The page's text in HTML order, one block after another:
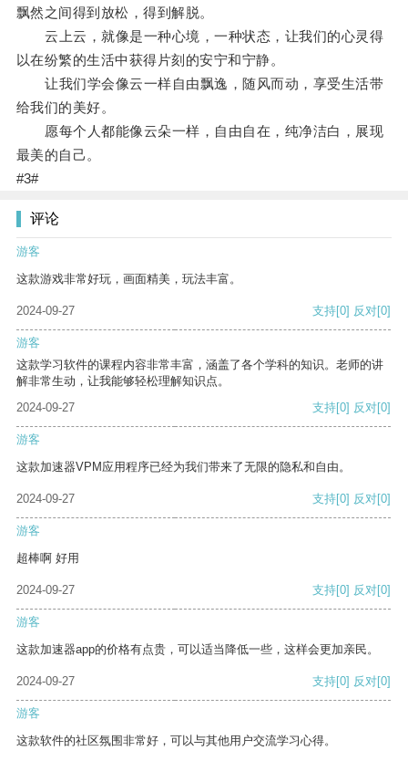
飘然之间得到放松，得到解脱。
云上云，就像是一种心境，一种状态，让我们的心灵得
以在纷繁的生活中获得片刻的安宁和宁静。
让我们学会像云一样自由飘逸，随风而动，享受生活带
给我们的美好。
愿每个人都能像云朵一样，自由自在，纯净洁白，展现
最美的自己。
#3#
评论
游客
这款游戏非常好玩，画面精美，玩法丰富。
2024-09-27 支持[0] 反对[0]
游客
这款学习软件的课程内容非常丰富，涵盖了各个学科的知识。老师的讲
解非常生动，让我能够轻松理解知识点。
2024-09-27
支持[0] 反对[0]
游客
这款加速器VPM应用程序已经为我们带来了无限的隐私和自由。
2024-09-27 支持[0] 反对[0]
游客
超棒啊 好用
2024-09-27 支持[0] 反对[0]
游客
这款加速器app的价格有点贵，可以适当降低一些，这样会更加亲民。
2024-09-27 支持[0] 反对[0]
游客
这款软件的社区氛围非常好，可以与其他用户交流学习心得。